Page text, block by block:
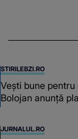
chiar și după
STIRILEBZI.RO
Vești bune
Bolojan anunță
JURNALUL.RO